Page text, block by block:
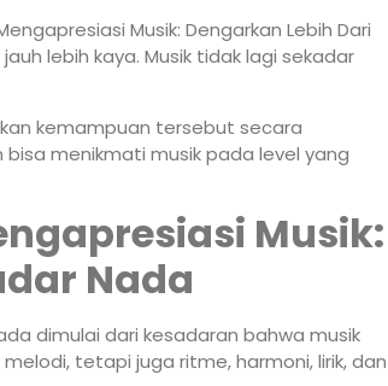
Musik: Dengarkan Lebih Dari
lebih kaya. Musik tidak lagi sekadar
kemampuan tersebut secara
menikmati musik pada level yang
Musik:
Nada
dimulai dari kesadaran bahwa musik
tetapi juga ritme, harmoni, lirik, dan